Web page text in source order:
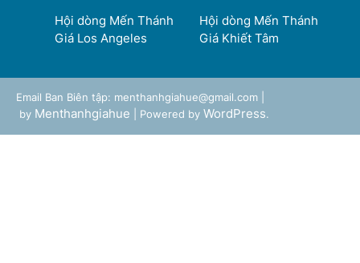
Hội dòng Mến Thánh
Giá Los Angeles
Hội dòng Mến Thánh
Giá Khiết Tâm
Email Ban Biên tập: menthanhgiahue@gmail.com |
by Menthanhgiahue | Powered by WordPress.